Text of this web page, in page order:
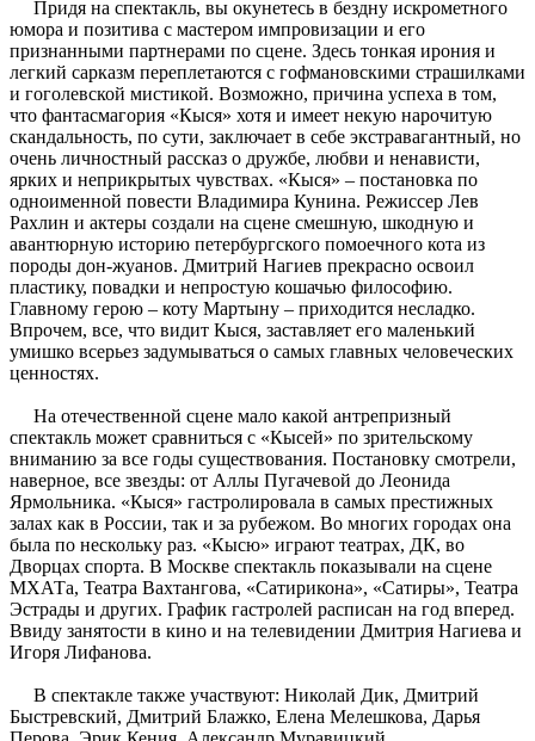
Придя на спектакль, вы окунетесь в бездну искрометного
юмора и позитива с мастером импровизации и его
признанными партнерами по сцене. Здесь тонкая ирония и
легкий сарказм переплетаются с гофмановскими страшилками
и гоголевской мистикой. Возможно, причина успеха в том,
что фантасмагория «Кыся» хотя и имеет некую нарочитую
скандальность, по сути, заключает в себе экстравагантный, но
очень личностный рассказ о дружбе, любви и ненависти,
ярких и неприкрытых чувствах. «Кыся» – постановка по
одноименной повести Владимира Кунина. Режиссер Лев
Рахлин и актеры создали на сцене смешную, шкодную и
авантюрную историю петербургского помоечного кота из
породы дон-жуанов. Дмитрий Нагиев прекрасно освоил
пластику, повадки и непростую кошачью философию.
Главному герою – коту Мартыну – приходится несладко.
Впрочем, все, что видит Кыся, заставляет его маленький
умишко всерьез задумываться о самых главных человеческих
ценностях.
На отечественной сцене мало какой антрепризный
спектакль может сравниться с «Кысей» по зрительскому
вниманию за все годы существования. Постановку смотрели,
наверное, все звезды: от Аллы Пугачевой до Леонида
Ярмольника. «Кыся» гастролировала в самых престижных
залах как в России, так и за рубежом. Во многих городах она
была по нескольку раз. «Кысю» играют театрах, ДК, во
Дворцах спорта. В Москве спектакль показывали на сцене
МХАТа, Театра Вахтангова, «Сатирикона», «Сатиры», Театра
Эстрады и других. График гастролей расписан на год вперед.
Ввиду занятости в кино и на телевидении Дмитрия Нагиева и
Игоря Лифанова.
В спектакле также участвуют: Николай Дик, Дмитрий
Быстревский, Дмитрий Блажко, Елена Мелешкова, Дарья